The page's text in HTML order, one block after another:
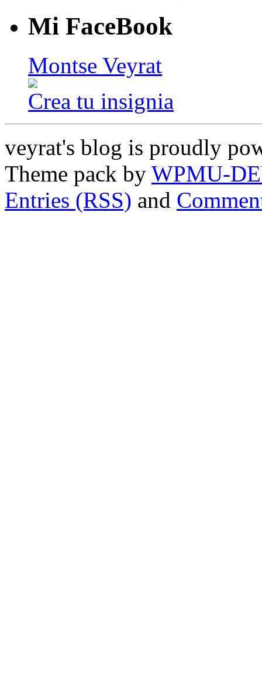
Mi FaceBook
Montse Veyrat
Crea tu insignia
veyrat's blog is proudly
Theme pack by WPMU-
Entries (RSS) and